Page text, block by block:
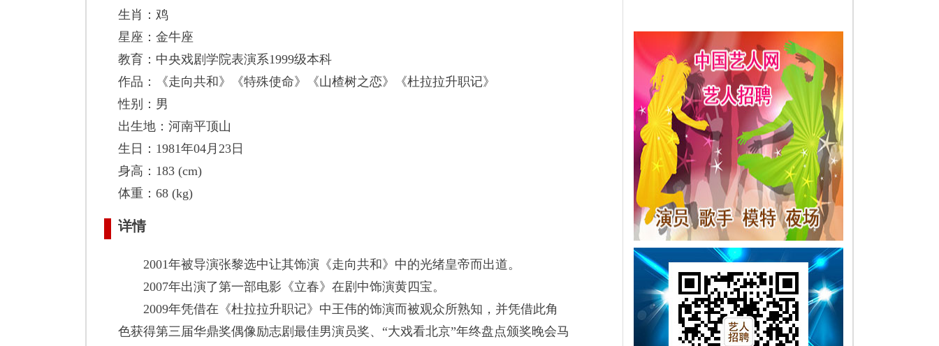
生肖：鸡
星座：金牛座
教育：中央戏剧学院表演系1999级本科
作品：《走向共和》《特殊使命》《山楂树之恋》《杜拉拉升职记》
性别：男
出生地：河南平顶山
生日：1981年04月23日
身高：183 (cm)
体重：68 (kg)
详情
2001年被导演张黎选中让其饰演《走向共和》中的光绪皇帝而出道。
2007年出演了第一部电影《立春》在剧中饰演黄四宝。
2009年凭借在《杜拉拉升职记》中王伟的饰演而被观众所熟知，并凭借此角
色获得第三届华鼎奖偶像励志剧最佳男演员奖、“大戏看北京”年终盘点颁奖晚会马